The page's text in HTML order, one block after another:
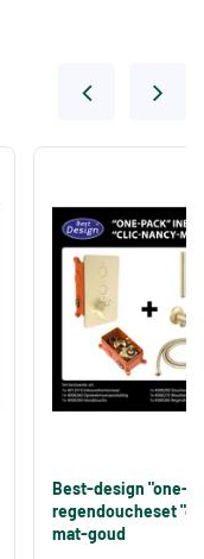
Best-design "one-
regendoucheset
mat-goud